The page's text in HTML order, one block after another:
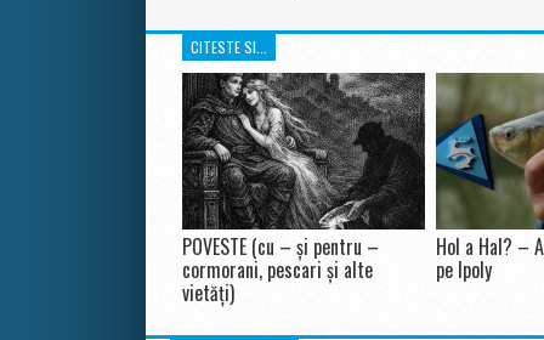
CITESTE SI...
POVESTE (cu – și pentru –
cormorani, pescari și alte
vietăți)
Hol a Hal? –
pe Ipoly